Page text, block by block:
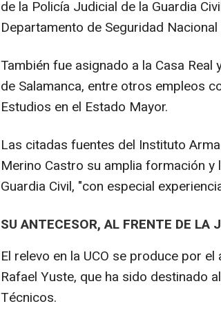
de la Policía Judicial de la Guardia
Departamento de Seguridad
También fue asignado a la Casa
de Salamanca, entre otros empleos
Estudios en el Estado Mayor.
Las citadas fuentes del Instituto
Merino Castro su amplia formación
Guardia Civil, "con especial
SU ANTECESOR, AL FRENTE DE LA
El relevo en la UCO se produce por
Rafael Yuste, que ha sido destinado
Técnicos.